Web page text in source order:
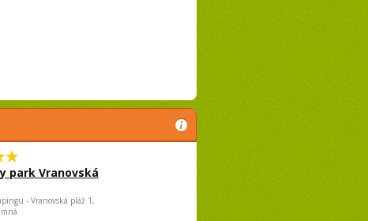
park Vranovská
- Vranovská pláž 1,